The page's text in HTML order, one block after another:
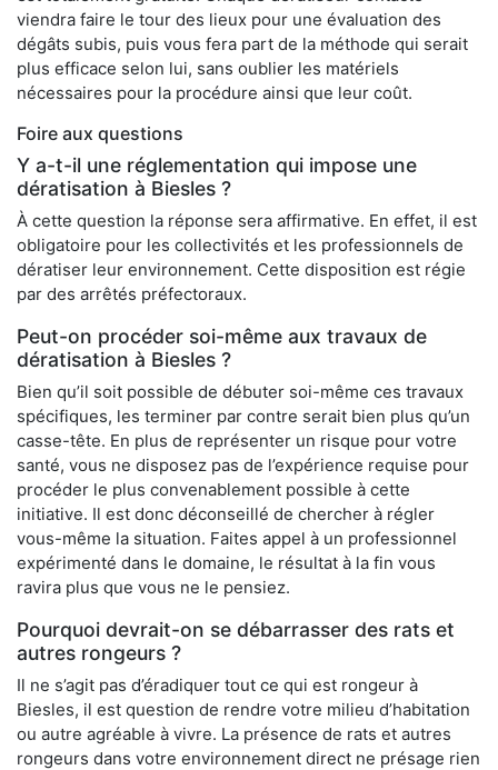
viendra faire le tour des lieux pour une évaluation des
dégâts subis, puis vous fera part de la méthode qui serait
plus efficace selon lui, sans oublier les matériels
nécessaires pour la procédure ainsi que leur coût.
Foire aux questions
Y a-t-il une réglementation qui impose une
dératisation à Biesles ?
À cette question la réponse sera affirmative. En effet, il est
obligatoire pour les collectivités et les professionnels de
dératiser leur environnement. Cette disposition est régie
par des arrêtés préfectoraux.
Peut-on procéder soi-même aux travaux de
dératisation à Biesles ?
Bien qu’il soit possible de débuter soi-même ces travaux
spécifiques, les terminer par contre serait bien plus qu’un
casse-tête. En plus de représenter un risque pour votre
santé, vous ne disposez pas de l’expérience requise pour
procéder le plus convenablement possible à cette
initiative. Il est donc déconseillé de chercher à régler
vous-même la situation. Faites appel à un professionnel
expérimenté dans le domaine, le résultat à la fin vous
ravira plus que vous ne le pensiez.
Pourquoi devrait-on se débarrasser des rats et
autres rongeurs ?
Il ne s’agit pas d’éradiquer tout ce qui est rongeur à
Biesles, il est question de rendre votre milieu d’habitation
ou autre agréable à vivre. La présence de rats et autres
rongeurs dans votre environnement direct ne présage rien